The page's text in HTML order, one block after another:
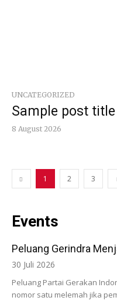
UNCATEGORIZED
Sample post
8 August 2026
1 2 3
Events
Peluang Gerindra
30 Juli 2026
Peluang Partai Gerakan
nomor satu melemah jika